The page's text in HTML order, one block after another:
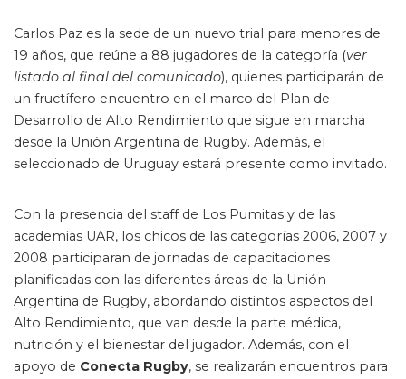
Carlos Paz es la sede de un nuevo trial para menores de
19 años, que reúne a 88 jugadores de la categoría (ver
listado al final del comunicado), quienes participarán de
un fructífero encuentro en el marco del Plan de
Desarrollo de Alto Rendimiento que sigue en marcha
desde la Unión Argentina de Rugby. Además, el
seleccionado de Uruguay estará presente como invitado.
Con la presencia del staff de Los Pumitas y de las
academias UAR, los chicos de las categorías 2006, 2007 y
2008 participaran de jornadas de capacitaciones
planificadas con las diferentes áreas de la Unión
Argentina de Rugby, abordando distintos aspectos del
Alto Rendimiento, que van desde la parte médica,
nutrición y el bienestar del jugador. Además, con el
apoyo de Conecta Rugby, se realizarán encuentros para